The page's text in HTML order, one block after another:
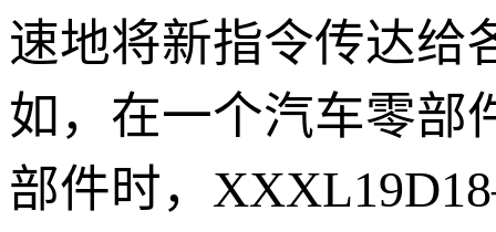
速地将新指令传达给
如，在一个汽车零部
部件时，